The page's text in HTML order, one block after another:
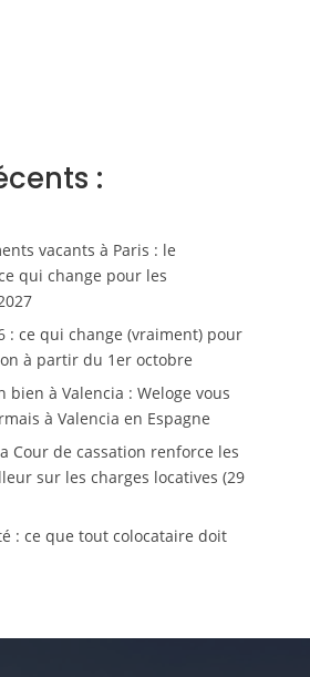
:
vacants à Paris : le
qui change pour les
: ce qui change (vraiment) pour
à partir du 1er octobre
bien à Valencia : Weloge vous
à Valencia en Espagne
Cour de cassation renforce les
sur les charges locatives (29
: ce que tout colocataire doit